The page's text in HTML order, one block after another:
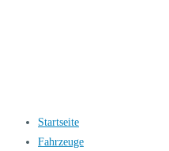
Startseite
Fahrzeuge